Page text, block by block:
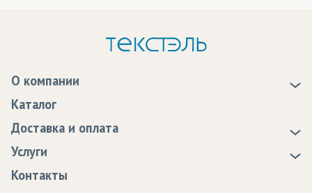
О компании
Статьи
Программа лояльности
Сертификаты качества
Каталог
Доставка и оплата
Доставка
Оплата
Услуги
Образцы
Контакты